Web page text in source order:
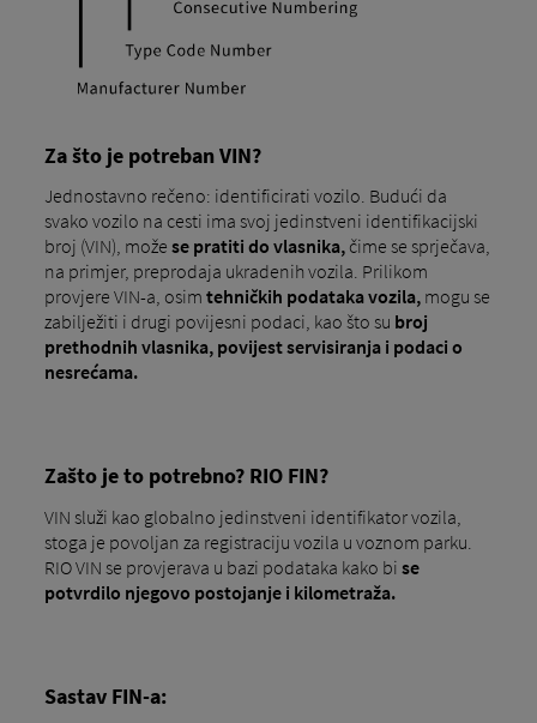
Za što je potreban VIN?
Jednostavno rečeno: identificirati vozilo. Budući da
svako vozilo na cesti ima svoj jedinstveni identifikacijski
broj (VIN), može se pratiti do vlasnika,čime se sprječava,
na primjer, preprodaja ukradenih vozila. Prilikom
provjere VIN-a, osim tehničkih podataka vozila,mogu se
zabilježiti i drugi povijesni podaci, kao što su broj
prethodnih vlasnika, povijest servisiranja i podaci o
nesrećama.
Zašto je to potrebno? RIO FIN?
VIN služi kao globalno jedinstveni identifikator vozila,
stoga je povoljan za registraciju vozila u voznom parku.
RIO VIN se provjerava u bazi podataka kako bi se
potvrdilo njegovo postojanje i kilometraža.
Sastav FIN-a: